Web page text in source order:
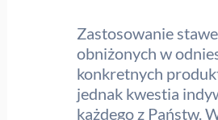
Zastosowanie
obniżonych w
konkretnych
jednak kwestia
każdego z Państw.